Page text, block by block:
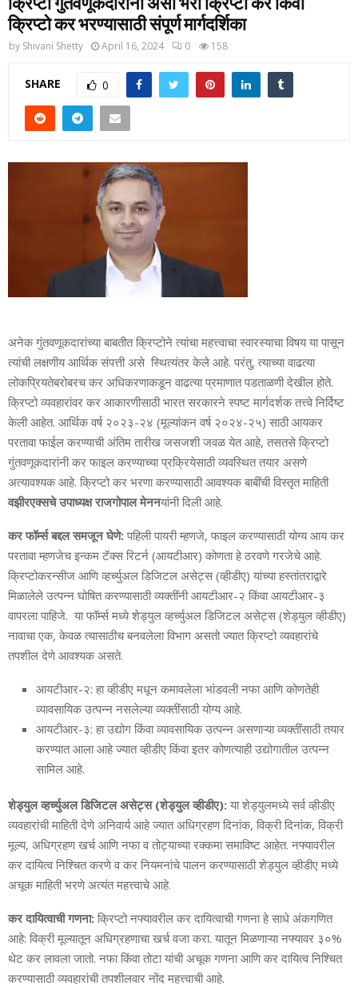
क्रिप्टो कर भरण्यासाठी संपूर्ण मार्गदर्शिका
by Shivani Shetty April 16, 2024 0 158
SHARE 0
अनेक गुंतवणूकदारांच्या बाबतीत क्रिप्टोने त्यांचा महत्त्वाचा स्वारस्याचा विषय या पासून
त्यांची लक्षणीय आर्थिक संपत्ती असे स्थित्यंतर केले आहे. परंतु, त्याच्या वाढत्या
लोकप्रियतेबरोबरच कर अधिकरणाकडून वाढत्या प्रमाणात पडताळणी देखील होते.
क्रिप्टो व्यवहारांवर कर आकारणीसाठी भारत सरकारने स्पष्ट मार्गदर्शक तत्त्वे निर्दिष्ट
केली आहेत. आर्थिक वर्ष २०२३-२४ (मूल्यांकन वर्ष २०२४-२५) साठी आयकर
परतावा फाईल करण्याची अंतिम तारीख जसजशी जवळ येत आहे, तसतसे क्रिप्टो
गुंतवणूकदारांनी कर फाइल करण्याच्या प्रक्रियेसाठी व्यवस्थित तयार असणे
अत्यावश्यक आहे. क्रिप्टो कर भरणा करण्यासाठी आवश्यक बाबींची विस्तृत माहिती
वझीरएक्सचे उपाध्यक्ष राजगोपाल मेननयांनी दिली आहे.
कर फॉर्म्स बद्दल समजून घेणे: पहिली पायरी म्हणजे, फाइल करण्यासाठी योग्य आय कर
परतावा म्हणजेच इन्कम टॅक्स रिटर्न (आयटीआर) कोणता हे ठरवणे गरजेचे आहे.
क्रिप्टोकरन्सीज आणि व्हर्च्युअल डिजिटल असेट्स (व्हीडीए) यांच्या हस्तांतराद्वारे
मिळालेले उत्पन्न घोषित करण्यासाठी व्यक्तींनी आयटीआर-२ किंवा आयटीआर-३
वापरला पाहिजे. या फॉर्म्स मध्ये शेड्युल व्हर्च्युअल डिजिटल असेट्स (शेड्युल व्हीडीए)
नावाचा एक, केवळ त्यासाठीच बनवलेला विभाग असतो ज्यात क्रिप्टो व्यवहारांचे
तपशील देणे आवश्यक असते.
आयटीआर-२: हा व्हीडीए मधून कमावलेला भांडवली नफा आणि कोणतेही
व्यावसायिक उत्पन्न नसलेल्या व्यक्तींसाठी योग्य आहे.
आयटीआर-३: हा उद्योग किंवा व्यावसायिक उत्पन्न असणाऱ्या व्यक्तींसाठी तयार
करण्यात आला आहे ज्यात व्हीडीए किंवा इतर कोणत्याही उद्योगातील उत्पन्न
सामिल आहे.
शेड्युल व्हर्च्युअल डिजिटल असेट्स (शेड्युल व्हीडीए): या शेड्युलमध्ये सर्व व्हीडीए
व्यवहारांची माहिती देणे अनिवार्य आहे ज्यात अधिग्रहण दिनांक, विक्री दिनांक, विक्री
मूल्य, अधिग्रहण खर्च आणि नफा व तोट्याच्या रक्कमा समाविष्ट आहेत. नफ्यावरील
कर दायित्व निश्चित करणे व कर नियमनांचे पालन करण्यासाठी शेड्युल व्हीडीए मध्ये
अचूक माहिती भरणे अत्यंत महत्त्वाचे आहे.
कर दायित्वाची गणना: क्रिप्टो नफ्यावरील कर दायित्वाची गणना हे साधे अंकगणित
आहे: विक्री मूल्यातून अधिग्रहणाचा खर्च वजा करा. यातून मिळणाऱ्या नफ्यावर ३०%
थेट कर लावला जातो. नफा किंवा तोटा यांची अचूक गणना आणि कर दायित्व निश्चित
करण्यासाठी व्यवहारांची तपशीलवार नोंद महत्त्वाची आहे.